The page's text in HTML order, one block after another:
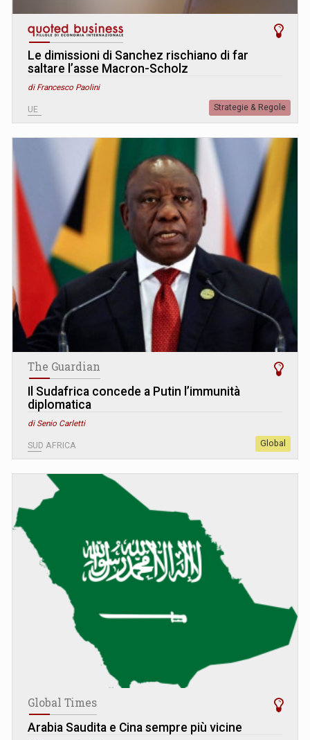
Le dimissioni di Sanchez rischiano di far
saltare l’asse Macron-Scholz
di Francesco Paolini
UE Strategie & Regole
The Guardian
Il Sudafrica concede a Putin l’immunità
diplomatica
di Senio Carletti
SUD AFRICA Global
Global Times
Arabia Saudita e Cina sempre più vicine